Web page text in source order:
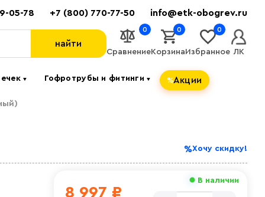
05-78 +7 (800) 770-77-50 info@etk-obogrev.ru
найти
Сравнение
0
Корзина
0
Избранное
0
ЛК
▼ Гофротрубы и фитинги▼ Акции
Хочу скидку!
В наличии
8 997 ₽